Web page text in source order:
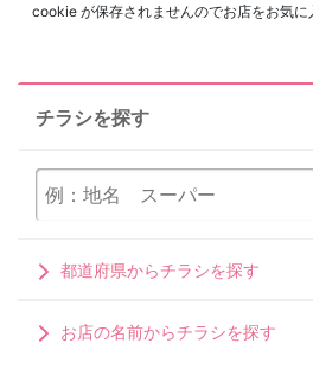
cookie が保存されませんのでお店をお気に
チラシを探す
都道府県からチラシを探す
お店の名前からチラシを探す